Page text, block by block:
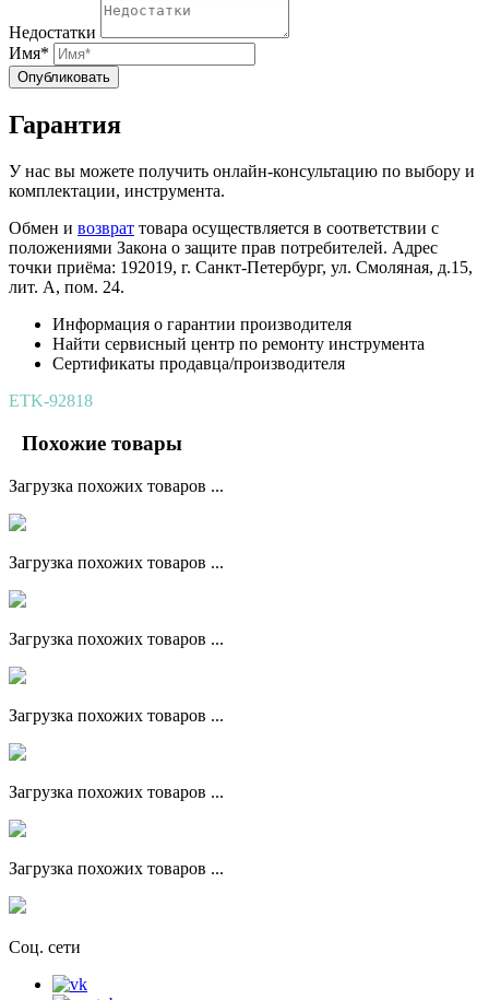
Недостатки
Имя*
Опубликовать
Гарантия
У нас вы можете получить онлайн-консультацию по выбору и
комплектации, инструмента.
Обмен и возврат товара осуществляется в соответствии с
положениями Закона о защите прав потребителей. Адрес
точки приёма: 192019, г. Санкт-Петербург, ул. Смоляная, д.15,
лит. А, пом. 24.
Информация о гарантии производителя
Найти сервисный центр по ремонту инструмента
Сертификаты продавца/производителя
ETK-92818
Похожие товары
Загрузка похожих товаров ...
Загрузка похожих товаров ...
Загрузка похожих товаров ...
Загрузка похожих товаров ...
Загрузка похожих товаров ...
Загрузка похожих товаров ...
Соц. сети